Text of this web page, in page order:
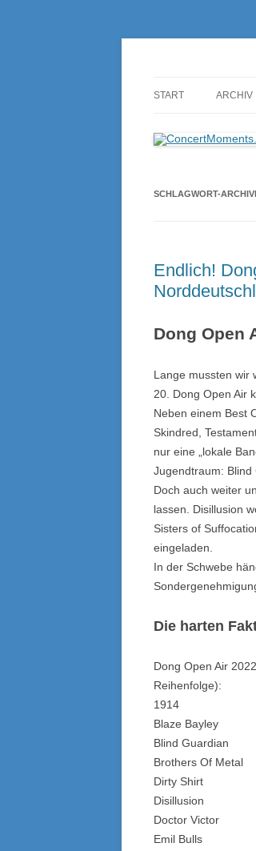
START ARCHIV
SCHLAGWORT-
Endlich!
Dong Open
Lange mussten wir
20. Dong Open Air
Neben einem Best
Skindred,
nur eine „lokale
Jugendtraum: Blind
Doch auch weiter
lassen. Disillusion
Sisters of
eingeladen.
In der Schwebe
Die harten
Dong Open Air
Reihenfolge):
1914
Blaze Bayley
Blind Guardian
Brothers Of Metal
Dirty Shirt
Disillusion
Doctor Victor
Emil Bulls